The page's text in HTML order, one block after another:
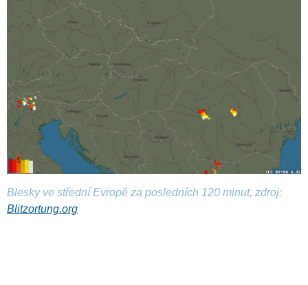
Blesky ve střední Evropě za posledních 120 minut, zdroj:
Blitzortung.org